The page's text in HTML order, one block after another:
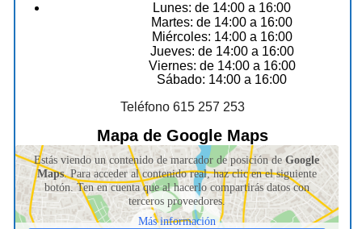
Lunes: de 14:00 a 16:00
Martes: de 14:00 a 16:00
Miércoles: 14:00 a 16:00
Jueves: de 14:00 a 16:00
Viernes: de 14:00 a 16:00
Sábado: 14:00 a 16:00
Teléfono 615 257 253
Mapa de Google Maps
Estás viendo un contenido de marcador de posición deGoogle
Maps. Para acceder al contenido real, haz clic en el siguiente
botón. Ten en cuenta que al hacerlo compartirás datos con
terceros proveedores.
Más información